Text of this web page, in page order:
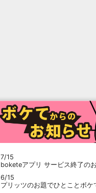
7/15
boketeアプリ サービス終了の
6/15
プリッツのお題でひとことボケ